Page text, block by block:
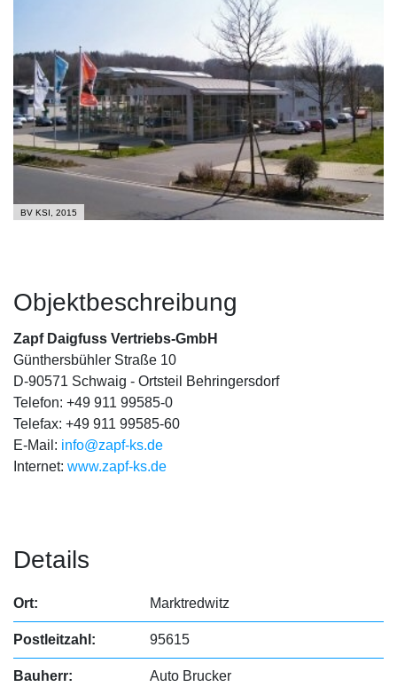
BV KSI, 2015
Objektbeschreibung
Zapf Daigfuss Vertriebs-GmbH
Günthersbühler Straße 10
D-90571 Schwaig - Ortsteil Behringersdorf
Telefon: +49 911 99585-0
Telefax: +49 911 99585-60
E-Mail: info@zapf-ks.de
Internet: www.zapf-ks.de
Details
Ort: Marktredwitz
Postleitzahl: 95615
Bauherr:
Auto Brucker